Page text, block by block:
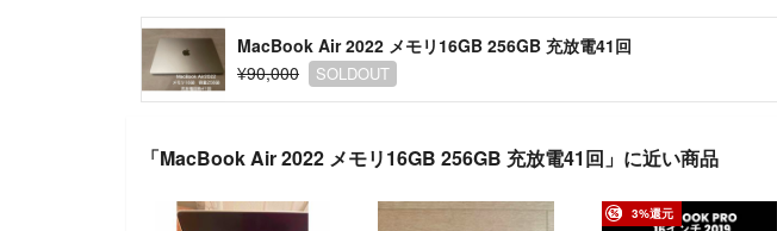
MacBook Air 2022 メモリ16GB 256GB 充放電41回
¥90,000
SOLDOUT
「MacBook Air 2022 メモリ16GB 256GB 充放電41回」に近い商品
3%還元